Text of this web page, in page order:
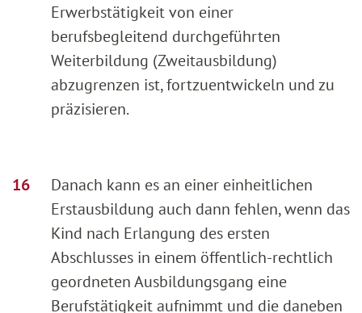
Erwerbstätigkeit von einer
berufsbegleitend durchgeführten
Weiterbildung (Zweitausbildung)
abzugrenzen ist, fortzuentwickeln und zu
präzisieren.
Danach kann es an einer einheitlichen
Erstausbildung auch dann fehlen, wenn das
Kind nach Erlangung des ersten
Abschlusses in einem öffentlich-rechtlich
geordneten Ausbildungsgang eine
Berufstätigkeit aufnimmt und die daneben